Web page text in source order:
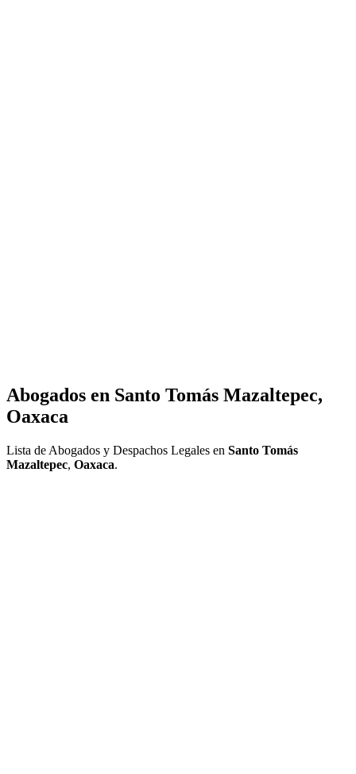
Abogados en Santo Tomás Mazaltepec,
Oaxaca
Lista de Abogados y Despachos Legales en Santo Tomás
Mazaltepec, Oaxaca.